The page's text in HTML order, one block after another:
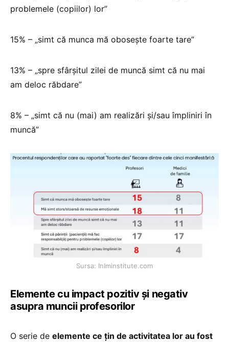
problemele (copiilor) lor”
15% – „simt că munca mă obosește foarte tare”
13% – „spre sfârșitul zilei de muncă simt că nu mai
am deloc răbdare”
8% – „simt că nu (mai) am realizări și/sau împliniri în
muncă”
Sursa: InIminstitute.com
Elemente cu impact pozitiv și negativ
asupra muncii profesorilor
O serie de elemente ce țin de activitatea lor au fost